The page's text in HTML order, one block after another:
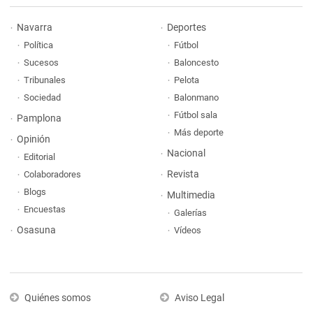
Navarra
Política
Sucesos
Tribunales
Sociedad
Pamplona
Opinión
Editorial
Colaboradores
Blogs
Encuestas
Osasuna
Deportes
Fútbol
Baloncesto
Pelota
Balonmano
Fútbol sala
Más deporte
Nacional
Revista
Multimedia
Galerías
Vídeos
Quiénes somos Aviso Legal